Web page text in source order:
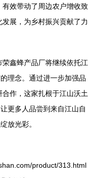
效带动了周边农户增收致
展，为乡村振兴贡献了力
鑫蜂产品厂将继续依托江
理念。通过进一步加强品
作，这家扎根于江山沃土
更多人品尝到来自江山自
放光彩。
product/313.html